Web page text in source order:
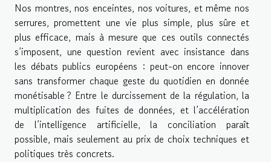
Nos montres, nos enceintes, nos voitures, et même nos
serrures, promettent une vie plus simple, plus sûre et
plus efficace, mais à mesure que ces outils connectés
s’imposent, une question revient avec insistance dans
les débats publics européens : peut-on encore innover
sans transformer chaque geste du quotidien en donnée
monétisable ? Entre le durcissement de la régulation, la
multiplication des fuites de données, et l’accélération
de l’intelligence artificielle, la conciliation paraît
possible, mais seulement au prix de choix techniques et
politiques très concrets.